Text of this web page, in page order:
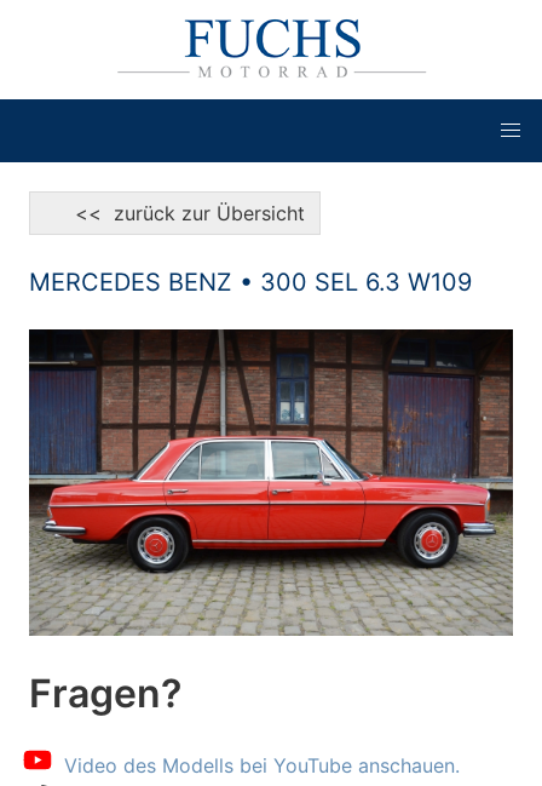
<< zurück zur Übersicht
MERCEDES BENZ • 300 SEL 6.3 W109
Fragen?
Video des Modells bei YouTube anschauen.